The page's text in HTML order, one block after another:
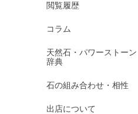
閲覧履歴
コラム
天然石・パワーストーン
辞典
石の組み合わせ・相性
出店について